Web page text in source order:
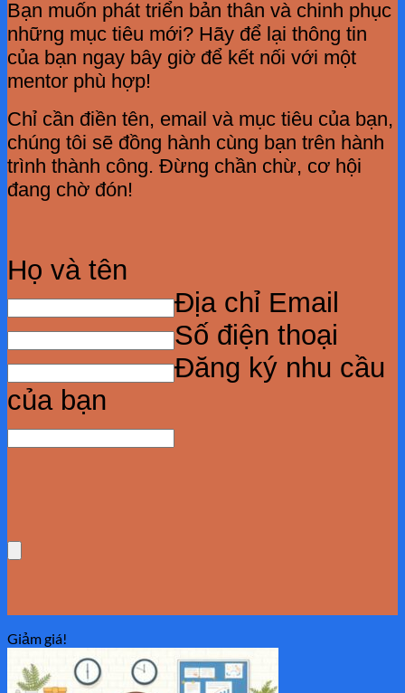
Bạn muốn phát triển bản thân và chinh phục
những mục tiêu mới? Hãy để lại thông tin
của bạn ngay bây giờ để kết nối với một
mentor phù hợp!
Chỉ cần điền tên, email và mục tiêu của bạn,
chúng tôi sẽ đồng hành cùng bạn trên hành
trình thành công. Đừng chần chừ, cơ hội
đang chờ đón!
Họ và tên
Địa chỉ Email
Số điện thoại
Đăng ký nhu cầu
của bạn
Giảm giá!